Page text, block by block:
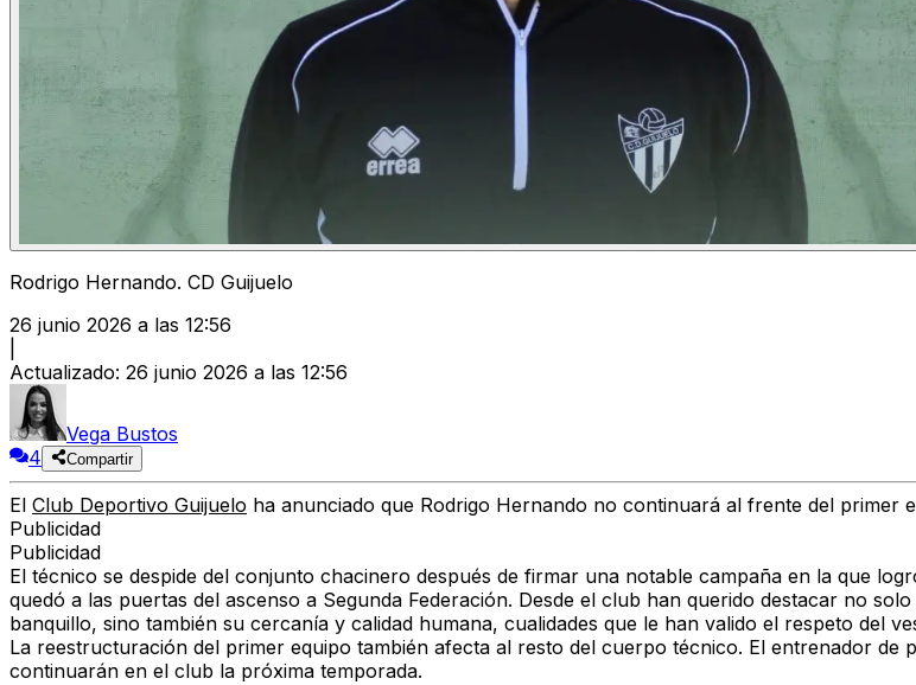
Rodrigo Hernando. CD Guijuelo
26 junio 2026 a las 12:56
Actualizado: 26 junio 2026 a las 12:56
Vega Bustos
4
Compartir
El Club Deportivo Guijuelo ha anunciado que Rodrigo Hernando no continuará al frente del primer
Publicidad
Publicidad
El técnico se despide del conjunto chacinero después de firmar una notable campaña en la que
quedó a las puertas del ascenso a Segunda Federación. Desde el club han querido destacar no
banquillo, sino también su cercanía y calidad humana, cualidades que le han valido el respeto del
La reestructuración del primer equipo también afecta al resto del cuerpo técnico. El entrenador
continuarán en el club la próxima temporada.